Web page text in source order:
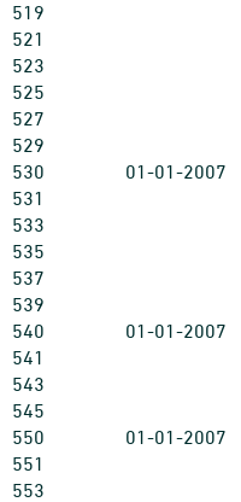
519
521
523
525
527
529
530
01-01-2007
531
533
535
537
539
540
01-01-2007
541
543
545
550
01-01-2007
551
553